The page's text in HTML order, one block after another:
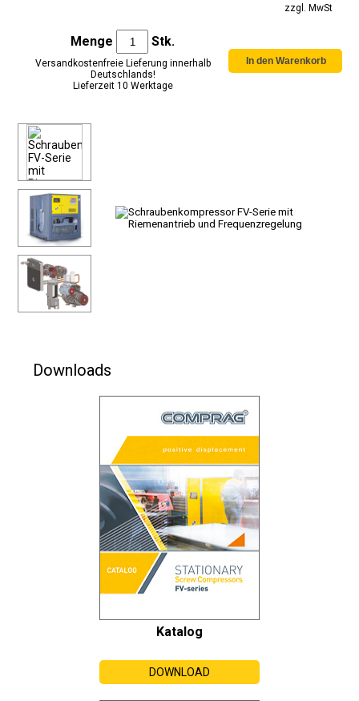
zzgl. MwSt
Menge Stk.
Versandkostenfreie Lieferung innerhalb
Deutschlands!
Lieferzeit 10 Werktage
Downloads
Katalog
DOWNLOAD